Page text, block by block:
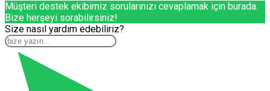
Müşteri destek ekibimiz sorularınızı cevaplamak için burada.
Bize herşeyi sorabilirsiniz!
Size nasıl yardım edebiliriz?